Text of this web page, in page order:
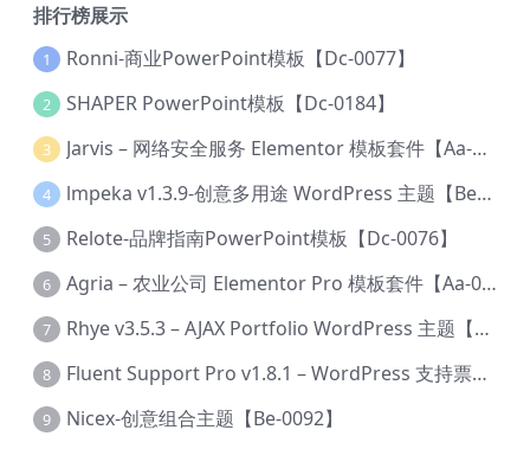
排行榜展示
1 Ronni-商业PowerPoint模板【Dc-0077】
2 SHAPER PowerPoint模板【Dc-0184】
3 Jarvis – 网络安全服务 Elementor 模板套件【Aa-0035】
4 lmpeka v1.3.9-创意多用途 WordPress 主题【Be-0064】
5 Relote-品牌指南PowerPoint模板【Dc-0076】
6 Agria – 农业公司 Elementor Pro 模板套件【Aa-0003】
7 Rhye v3.5.3 – AJAX Portfolio WordPress 主题【Bi-0049】
8 Fluent Support Pro v1.8.1 – WordPress 支持票务系统【Cc-0041】
9 Nicex-创意组合主题【Be-0092】